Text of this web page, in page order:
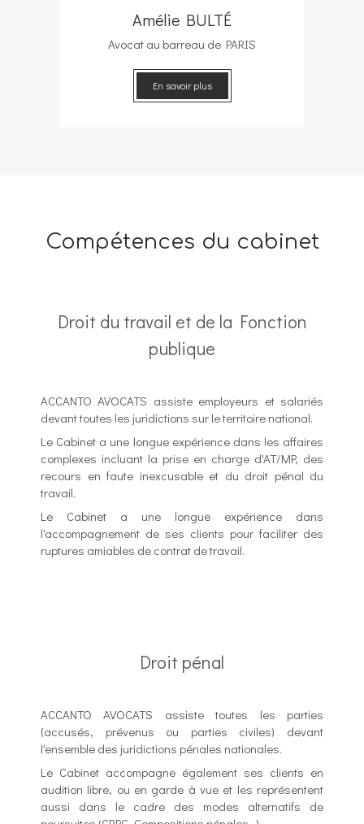
Amélie BULTÉ
Avocat au barreau de PARIS
En savoir plus
Compétences du cabinet
Droit du travail et de la Fonction
publique
ACCANTO AVOCATS assiste employeurs et salariés
devant toutes les juridictions sur le territoire national.
Le Cabinet a une longue expérience dans les affaires
complexes incluant la prise en charge d'AT/MP, des
recours en faute inexcusable et du droit pénal du
travail.
Le Cabinet a une longue expérience dans
l'accompagnement de ses clients pour faciliter des
ruptures amiables de contrat de travail.
Droit pénal
ACCANTO AVOCATS assiste toutes les parties
(accusés, prévenus ou parties civiles) devant
l'ensemble des juridictions pénales nationales.
Le Cabinet accompagne également ses clients en
audition libre, ou en garde à vue et les représentent
aussi dans le cadre des modes alternatifs de